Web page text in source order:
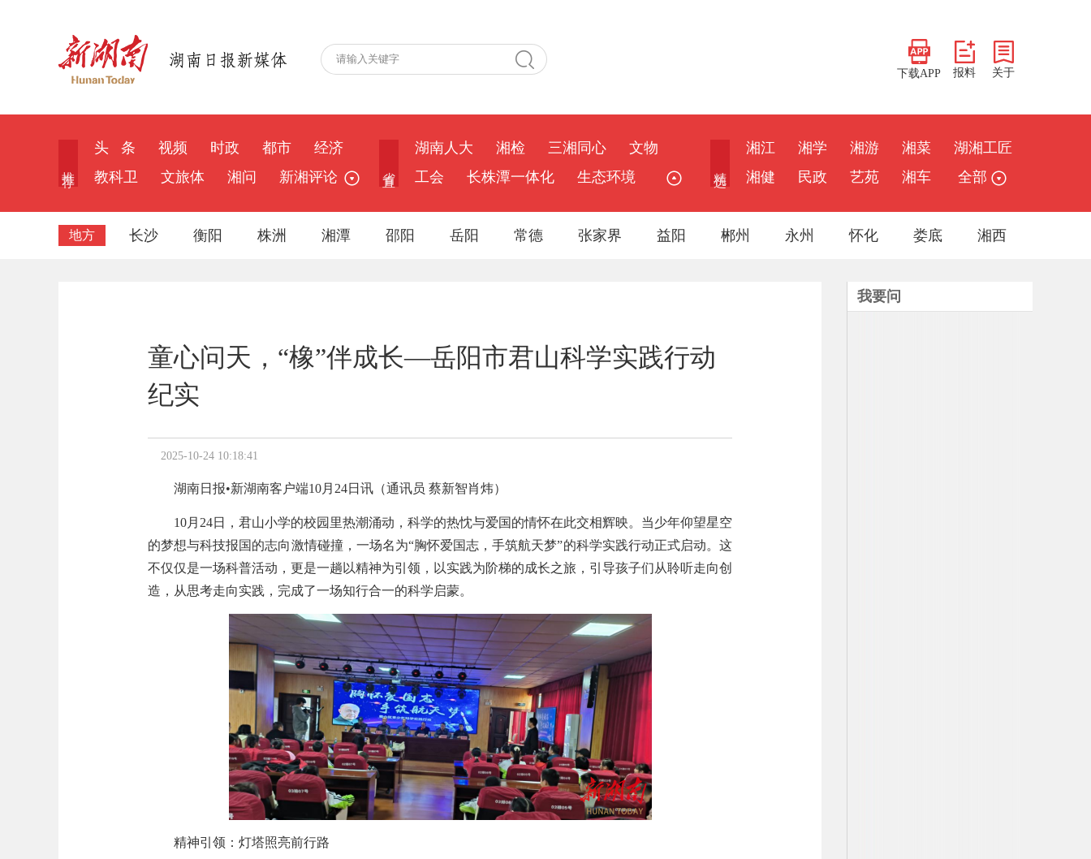
下载APP 报料 关于
头 条 视频 时政 都市
经济
教科卫
文旅体 湘问 新湘评论
湖南人大 湘检 三湘同心
文物
工会
长株潭一体化 生态环境
湘江 湘学 湘游 湘菜
湖湘工匠
湘健
民政 艺苑 湘车 全部
地方 长沙 衡阳 株洲 湘潭 邵阳 岳阳 常德 张家界 益阳 郴州 永州 怀化 娄底 湘西
童心问天，“橡”伴成长—岳阳市君山科学实践行动
纪实
2025-10-24 10:18:41
湖南日报•新湖南客户端10月24日讯（通讯员 蔡新智肖炜）
10月24日，君山小学的校园里热潮涌动 ， 科学的热忱与爱国的情怀在此交相辉映。当少年仰望星空
的梦想与科技报国的志向激情碰撞，一场名为“胸怀爱国志，手筑航天梦”的科学实践行动正式启动。这
不仅仅是一场科普活动，更是一趟以精神为引领，以实践为阶梯的成长之旅 ，引导孩子们从聆听走向创
造，从思考走向实践 ， 完成了一场知行合一的科学启蒙。
精神引领：灯塔照亮前行路
我要问